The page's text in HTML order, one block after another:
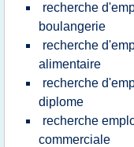
recherche
boulangerie
recherche
alimentaire
recherche
diplome
recherche
commerciale